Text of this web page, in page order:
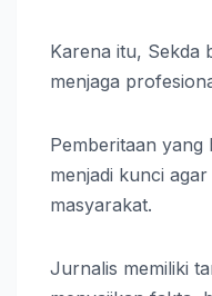
Karena itu, Sekda
menjaga
Pemberitaan yang
menjadi kunci
masyarakat.
Jurnalis memiliki